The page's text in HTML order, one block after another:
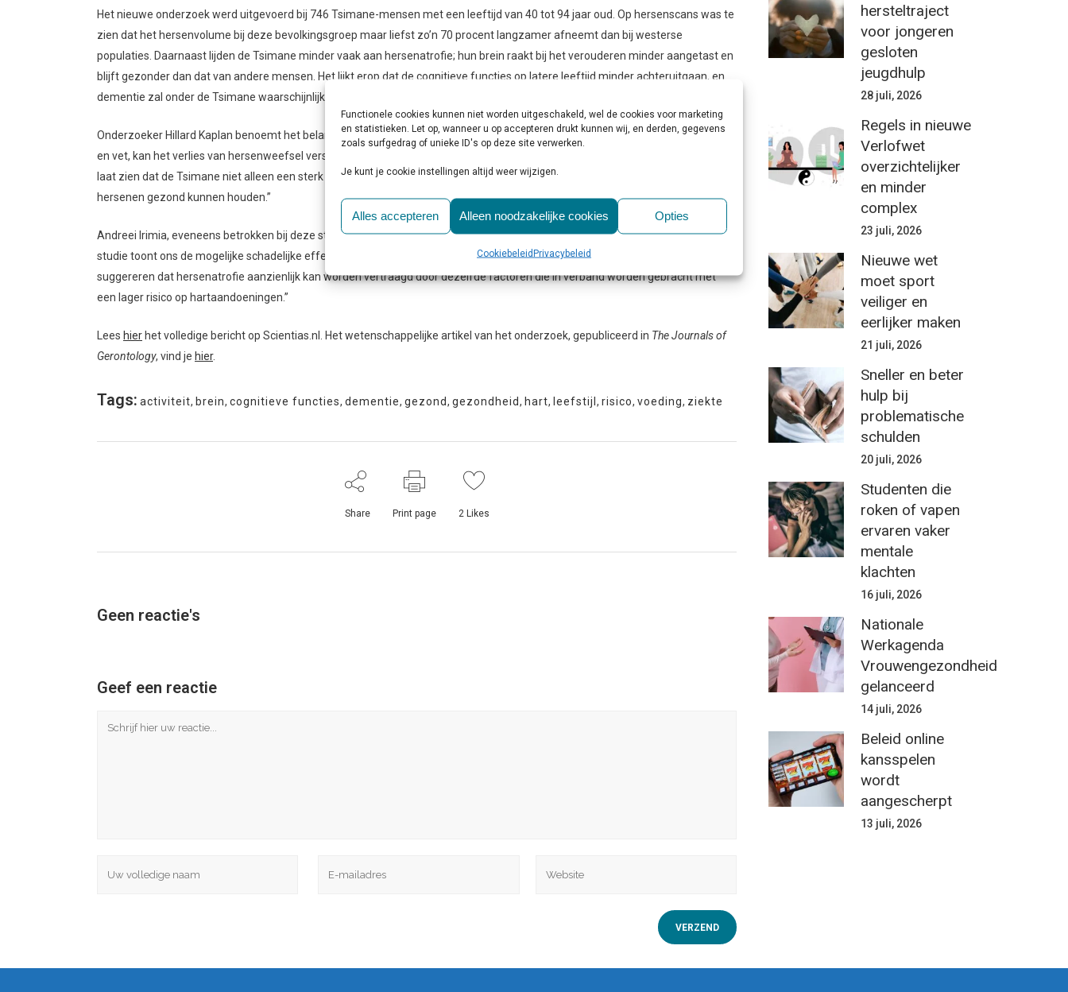
Functionele cookies kunnen niet worden uitgeschakeld, wel de cookies voor marketing
en statistieken. Let op, wanneer u op accepteren drukt kunnen wij, en derden, gegevens
zoals surfgedrag of unieke ID's op deze site verwerken.
Je kunt je cookie instellingen altijd weer wijzigen.
Alles accepteren Alleen noodzakelijke cookies Opties
CookiebeleidPrivacybeleid
Het nieuwe onderzoek werd uitgevoerd bij 746 Tsimane-mensen met een leeftijd van 40 tot 94 jaar oud. Op hersenscans was te
zien dat het hersenvolume bij deze bevolkingsgroep maar liefst zo’n 70 procent langzamer afneemt dan bij westerse
populaties. Daarnaast lijden de Tsimane minder vaak aan hersenatrofie; hun brein raakt bij het verouderen minder aangetast en
blijft gezonder dan dat van andere mensen. Het lijkt erop dat de cognitieve functies op latere leeftijd minder achteruitgaan, en
dementie zal onder de Tsimane waarschijnlijk ook minder vaak voorkomen.
Onderzoeker Hillard Kaplan benoemt het belang van een gezonde leefwijze: “Onze levensstijl en een dieet dat rijk is aan suikers
en vet, kan het verlies van hersenweefsel versnellen. Het maakt ons kwetsbaarder voor ziektes zoals Alzheimer. […] Deze studie
laat zien dat de Tsimane niet alleen een sterk hart hebben, maar ook een sterker brein. Het laat zien op welke manier we onze
hersenen gezond kunnen houden.”
Andreei Irimia, eveneens betrokken bij deze studie, ziet een duidelijk verband tussen de bevindingen uit beide onderzoeken: “De
studie toont ons de mogelijke schadelijke effecten van moderne levensstijlen op onze gezondheid. Deze bevindingen
suggereren dat hersenatrofie aanzienlijk kan worden vertraagd door dezelfde factoren die in verband worden gebracht met
een lager risico op hartaandoeningen.”
Lees hier het volledige bericht op Scientias.nl. Het wetenschappelijke artikel van het onderzoek, gepubliceerd in The Journals of
Gerontology, vind je hier.
Tags: activiteit, brein, cognitieve functies, dementie, gezond, gezondheid, hart, leefstijl , risico, voeding, ziekte
Share Print page 2Likes
Geen reactie's
Geef een reactie
hersteltraject
voor jongeren
gesloten
jeugdhulp
28 juli, 2026
Regels in nieuwe
Verlofwet
overzichtelijker
en minder
complex
23 juli, 2026
Nieuwe wet
moet sport
veiliger en
eerlijker maken
21 juli, 2026
Sneller en beter
hulp bij
problematische
schulden
20 juli, 2026
Studenten die
roken of vapen
ervaren vaker
mentale
klachten
16 juli, 2026
Nationale
Werkagenda
Vrouwengezondheid
gelanceerd
14 juli, 2026
Beleid online
kansspelen
wordt
aangescherpt
13 juli, 2026